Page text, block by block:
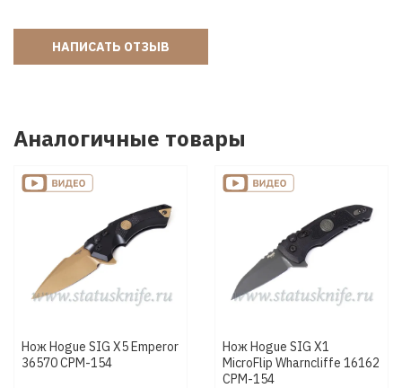
НАПИСАТЬ ОТЗЫВ
Аналогичные товары
Нож Hogue SIG X5 Emperor
36570 CPM-154
Нож Hogue SIG X1
MicroFlip Wharncliffe 16162
CPM-154